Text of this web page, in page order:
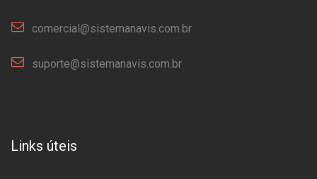
comercial@sistemanavis.com.br
suporte@sistemanavis.com.br
Links úteis